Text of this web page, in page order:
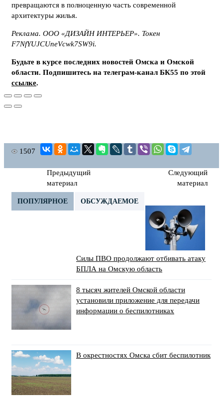
превращаются в полноценную часть современной
архитектуры жилья.
Реклама. ООО «ДИЗАЙН ИНТЕРЬЕР». Токен
F7NfYUJCUneVcwk7SW9i.
Будьте в курсе последних новостей Омска и Омской
области. Подпишитесь на телеграм-канал БК55 по этой
ссылке.
1507
Предыдущий
материал
Следующий
материал
ПОПУЛЯРНОЕ ОБСУЖДАЕМОЕ
Силы ПВО продолжают отбивать атаку
БПЛА на Омскую область
8 тысяч жителей Омской области
установили приложение для передачи
информации о беспилотниках
В окрестностях Омска сбит беспилотник